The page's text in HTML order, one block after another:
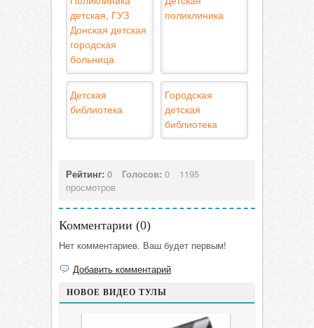
детская, ГУЗ
Донская детская
городская
больница
поликлиника
Детская
библиотека
Городская
детская
библиотека
Рейтинг: 0 Голосов: 0
1195
просмотров
Комментарии (0)
Нет комментариев. Ваш будет первым!
Добавить комментарий
НОВОЕ ВИДЕО ТУЛЫ